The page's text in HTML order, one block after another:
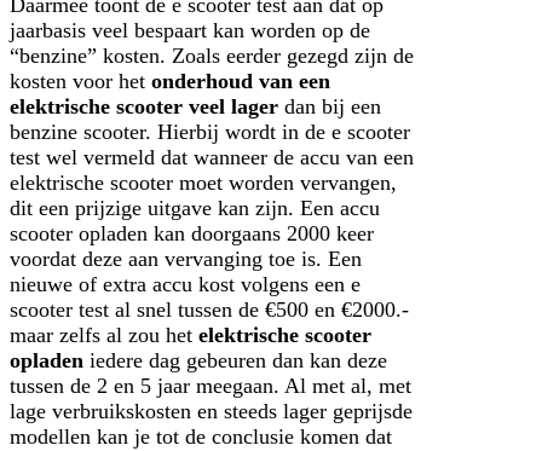
Daarmee toont de e scooter test aan dat op
jaarbasis veel bespaart kan worden op de
“benzine” kosten. Zoals eerder gezegd zijn de
kosten voor het onderhoud van een
elektrische scooter veel lager dan bij een
benzine scooter. Hierbij wordt in de e scooter
test wel vermeld dat wanneer de accu van een
elektrische scooter moet worden vervangen,
dit een prijzige uitgave kan zijn. Een accu
scooter opladen kan doorgaans 2000 keer
voordat deze aan vervanging toe is. Een
nieuwe of extra accu kost volgens een e
scooter test al snel tussen de €500 en €2000.-
maar zelfs al zou het elektrische scooter
opladen iedere dag gebeuren dan kan deze
tussen de 2 en 5 jaar meegaan. Al met al, met
lage verbruikskosten en steeds lager geprijsde
modellen kan je tot de conclusie komen dat